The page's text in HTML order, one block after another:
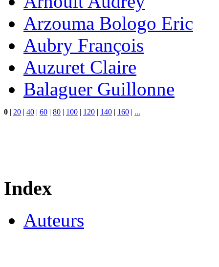
Arzouma Bologo Eric
Aubry François
Auzuret Claire
Balaguer Guillonne
0 | 20 | 40 | 60 | 80 | 100 | 120 | 140 | 160 | ...
Index
Auteurs